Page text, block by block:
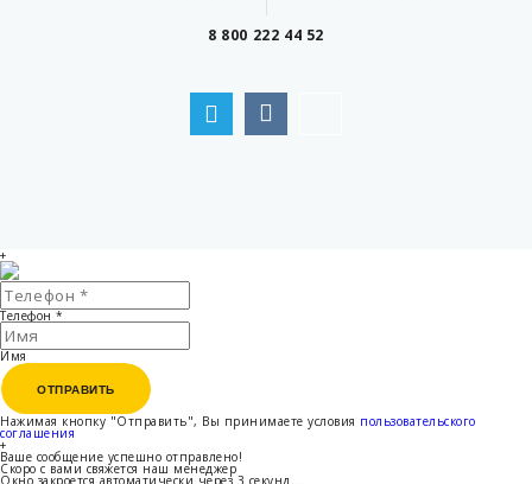
8 800 222 44 52
+
Телефон *
Имя
ОТПРАВИТЬ
ОТПРАВИТЬ
Нажимая кнопку "Отправить", Вы принимаете условия пользовательского
соглашения
+
Ваше сообщение успешно отправлено!
Скоро с вами свяжется наш менеджер
Окно закроется автоматически через 3 секунд...